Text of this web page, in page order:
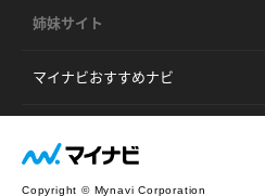
姉妹サイト
マイナビおすすめナビ
Copyright © Mynavi Corporation